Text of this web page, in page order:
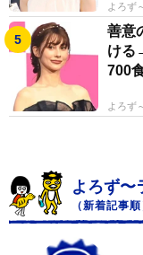
よろず
善意
ける
700
よろず
よろず〜
（新着記事順